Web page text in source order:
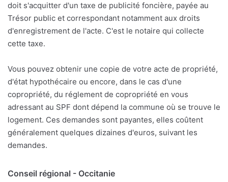
doit s'acquitter d'un taxe de publicité foncière, payée au
Trésor public et correspondant notamment aux droits
d'enregistrement de l'acte. C'est le notaire qui collecte
cette taxe.
Vous pouvez obtenir une copie de votre acte de propriété,
d'état hypothécaire ou encore, dans le cas d'une
copropriété, du réglement de copropriété en vous
adressant au SPF dont dépend la commune où se trouve le
logement. Ces demandes sont payantes, elles coûtent
généralement quelques dizaines d'euros, suivant les
demandes.
Conseil régional - Occitanie